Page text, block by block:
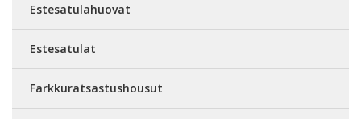
Estesatulahuovat
Estesatulat
Farkkuratsastushousut